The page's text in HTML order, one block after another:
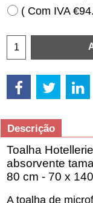
( Com IVA
Descrição
Toalha Hotellerie
absorvente
80 cm - 70 x
A toalha de